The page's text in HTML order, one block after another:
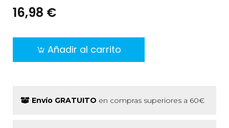
16,98 €
Añadir al carrito
Envío GRATUITO en compras superiores a 60€